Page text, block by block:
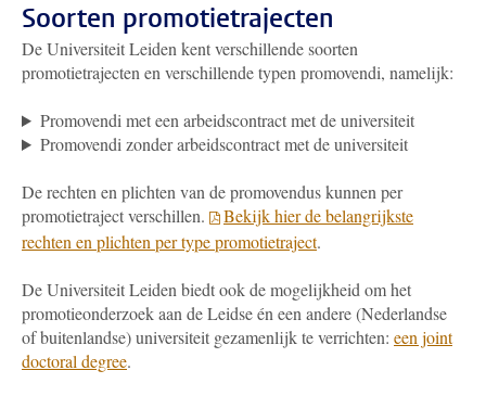
Soorten promotietrajecten
De Universiteit Leiden kent verschillende soorten
promotietrajecten en verschillende typen promovendi, namelijk:
Promovendi met een arbeidscontract met de universiteit
Promovendi zonder arbeidscontract met de universiteit
De rechten en plichten van de promovendus kunnen per
promotietraject verschillen.
Bekijk hier de belangrijkste
rechten en plichten per type promotietraject.
De Universiteit Leiden biedt ook de mogelijkheid om het
promotieonderzoek aan de Leidse én een andere (Nederlandse
of buitenlandse) universiteit gezamenlijk te verrichten: een joint
doctoral degree.